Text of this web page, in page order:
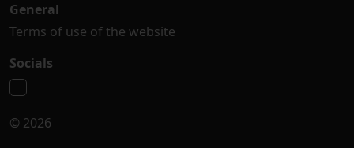
General
Terms of use of the website
Socials
© 2026